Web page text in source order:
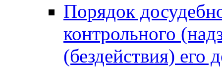
Порядок
контрольного
(бездействия)